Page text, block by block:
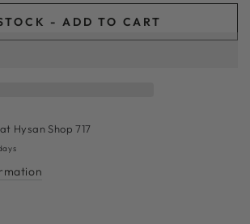
- ADD TO CART
Hysan Shop 717